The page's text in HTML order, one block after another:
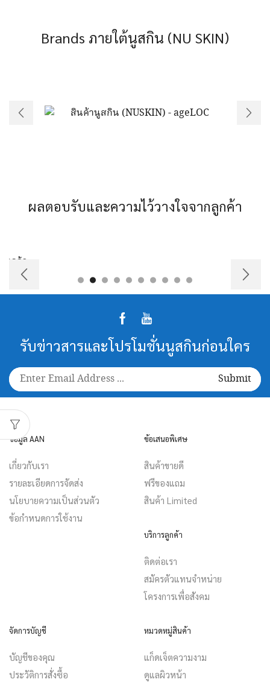
4
quantity
Brands ภายใต้นูสกิน (NU SKIN)
ผลตอบรับและความไว้วางใจจากลูกค้า
Facebook
Youtube
รับข่าวสารและโปรโมชั่นนูสกินก่อนใคร
ข้อมูล AAN
เกี่ยวกับเรา
รายละเอียดการจัดส่ง
นโยบายความเป็นส่วนตัว
ข้อกำหนดการใช้งาน
ข้อเสนอพิเศษ
สินค้าขายดี
ฟรีของแถม
สินค้า Limited
บริการลูกค้า
ติดต่อเรา
สมัครตัวแทนจำหน่าย
โครงการเพื่อสังคม
จัดการบัญชี
บัญชีของคุณ
ประวัติการสั่งซื้อ
หมวดหมู่สินค้า
แก็ดเจ็ตความงาม
ดูแลผิวหน้า